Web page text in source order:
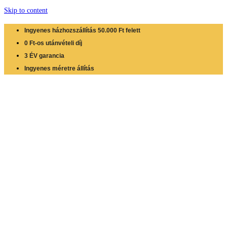
Skip to content
Ingyenes házhozszállítás 50.000 Ft felett
0 Ft-os utánvételi díj
3 ÉV garancia
Ingyenes méretre állítás